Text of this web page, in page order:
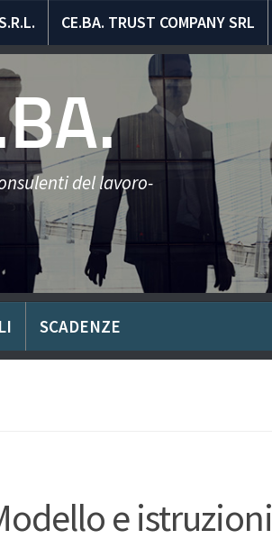
CE.BA. TRUST COMPANY SRL
del lavoro-
SCADENZE
e istruzioni